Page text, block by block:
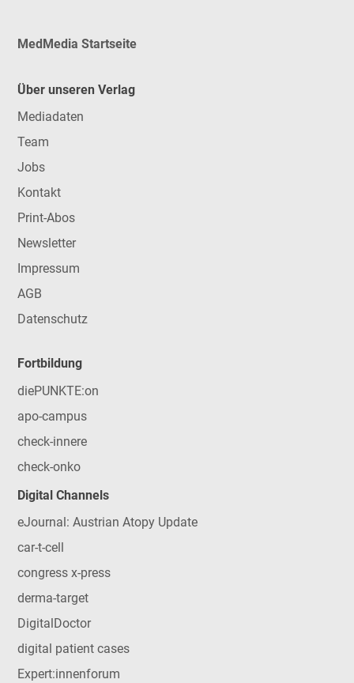
MedMedia Startseite
Über unseren Verlag
Mediadaten
Team
Jobs
Kontakt
Print-Abos
Newsletter
Impressum
AGB
Datenschutz
Fortbildung
diePUNKTE:on
apo-campus
check-innere
check-onko
Digital Channels
eJournal: Austrian Atopy Update
car-t-cell
congress x-press
derma-target
DigitalDoctor
digital patient cases
Expert:innenforum